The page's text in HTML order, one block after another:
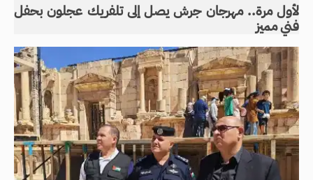
لأول مرة.. مهرجان جرش يصل إلى تلفريك عجلون بحفل
فني مميز